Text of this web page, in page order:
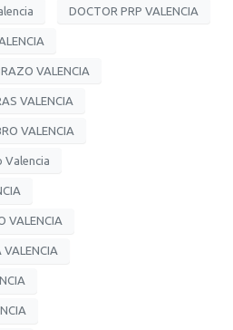
DOCTOR PRP VALENCIA
VALENCIA
VALENCIA
VALENCIA
VALENCIA
VALENCIA